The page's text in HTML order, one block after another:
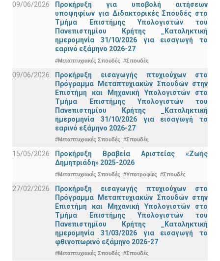
09/06/2026
Προκήρυξη για υποβολή αιτήσεων
υποψηφίων για Διδακτορικές Σπουδές στο
Τμήμα Eπιστήμης Υπολογιστών του
Πανεπιστημίου Κρήτης _Καταληκτική
ημερομηνία 31/10/2026 για εισαγωγή το
εαρινό εξάμηνο 2026-27
#Μεταπτυχιακές Σπουδές #Σπουδές
09/06/2026
Προκήρυξη εισαγωγής πτυχιούχων στo
Πρόγραμμα Μεταπτυχιακών Σπουδών στην
Επιστήμη και Μηχανική Υπολογιστών στο
Τμήμα Eπιστήμης Υπολογιστών του
Πανεπιστημίου Κρήτης _Καταληκτική
ημερομηνία 31/10/2026 για εισαγωγή το
εαρινό εξάμηνο 2026-27
#Μεταπτυχιακές Σπουδές #Σπουδές
15/05/2026
Προκήρυξη Βραβεία Αριστείας «Ζωής
Δημητριάδη» 2025-2026
#Μεταπτυχιακές Σπουδές #Υποτροφίες #Σπουδές
27/02/2026
Προκήρυξη εισαγωγής πτυχιούχων στo
Πρόγραμμα Μεταπτυχιακών Σπουδών στην
Επιστήμη και Μηχανική Υπολογιστών στο
Τμήμα Eπιστήμης Υπολογιστών του
Πανεπιστημίου Κρήτης _Καταληκτική
ημερομηνία 31/03/2026 για εισαγωγή το
φθινοπωρινό εξάμηνο 2026-27
#Μεταπτυχιακές Σπουδές #Σπουδές